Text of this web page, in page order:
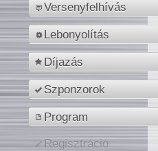
Versenyfelhívás
Lebonyolítás
Díjazás
Szponzorok
Program
Regisztráció